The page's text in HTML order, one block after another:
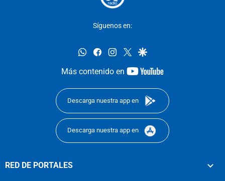
Síguenos en:
whatsappfacebookinstagram
twittergoogle
Más contenido en
youtube-
Descarga nuestra app en
Descarga nuestra app en
RED DE PORTALES